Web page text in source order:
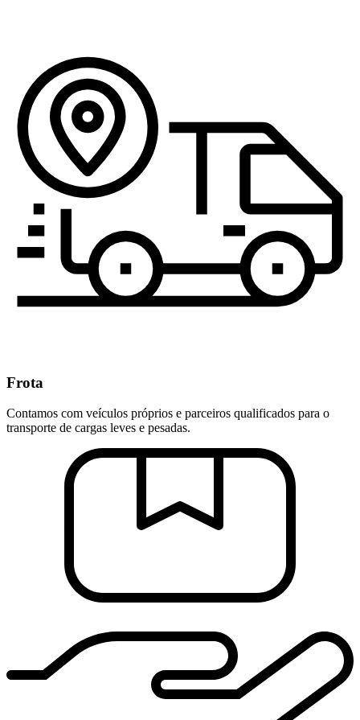
Frota
Contamos com veículos próprios e parceiros qualificados para o
transporte de cargas leves e pesadas.